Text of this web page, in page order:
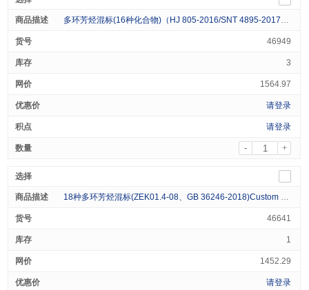
多环芳烃混标(16种化合物)（HJ 805-2016/SNT 4895-2017）Custom Mixed PAHs Standard (16 Analytes) 1000 μg/ml in n-Hexane:Acetone(1:1) 1mL
46949
3
1564.97
请登录
请登录
- +
18种多环芳烃混标(ZEK01.4-08、GB 36246-2018)Custom Mixed PAH (18 Analytes) 1000ug/ml in Toluene 1ml
46641
1
1452.29
请登录